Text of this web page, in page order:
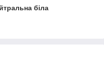
біла